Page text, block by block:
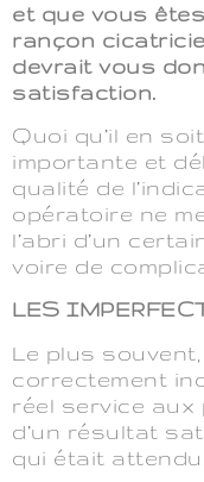
et que vous
rançon
devrait vous
satisfaction.
Quoi qu’il en
importante et
qualité de
opératoire ne
l’abri d’un
voire de
LES
Le plus
correctement
réel service aux
d’un résultat
qui était attendu.